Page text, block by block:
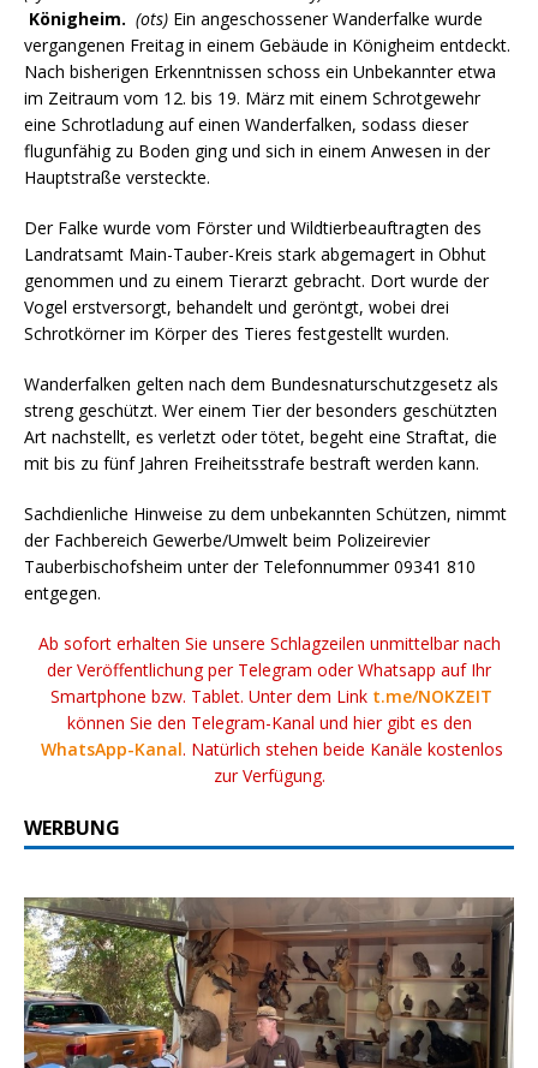
Königheim. (ots) Ein angeschossener Wanderfalke wurde
vergangenen Freitag in einem Gebäude in Königheim entdeckt.
Nach bisherigen Erkenntnissen schoss ein Unbekannter etwa
im Zeitraum vom 12. bis 19. März mit einem Schrotgewehr
eine Schrotladung auf einen Wanderfalken, sodass dieser
flugunfähig zu Boden ging und sich in einem Anwesen in der
Hauptstraße versteckte.
Der Falke wurde vom Förster und Wildtierbeauftragten des
Landratsamt Main-Tauber-Kreis stark abgemagert in Obhut
genommen und zu einem Tierarzt gebracht. Dort wurde der
Vogel erstversorgt, behandelt und geröntgt, wobei drei
Schrotkörner im Körper des Tieres festgestellt wurden.
Wanderfalken gelten nach dem Bundesnaturschutzgesetz als
streng geschützt. Wer einem Tier der besonders geschützten
Art nachstellt, es verletzt oder tötet, begeht eine Straftat, die
mit bis zu fünf Jahren Freiheitsstrafe bestraft werden kann.
Sachdienliche Hinweise zu dem unbekannten Schützen, nimmt
der Fachbereich Gewerbe/Umwelt beim Polizeirevier
Tauberbischofsheim unter der Telefonnummer 09341 810
entgegen.
Ab sofort erhalten Sie unsere Schlagzeilen unmittelbar nach
der Veröffentlichung per Telegram oder Whatsapp auf Ihr
Smartphone bzw. Tablet. Unter dem Link t.me/NOKZEIT
können Sie den Telegram-Kanal und hier gibt es den
WhatsApp-Kanal. Natürlich stehen beide Kanäle kostenlos
zur Verfügung.
WERBUNG